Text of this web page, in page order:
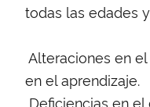
todas las edades
 Alteraciones en
en el aprendizaje.
 Deficiencias en